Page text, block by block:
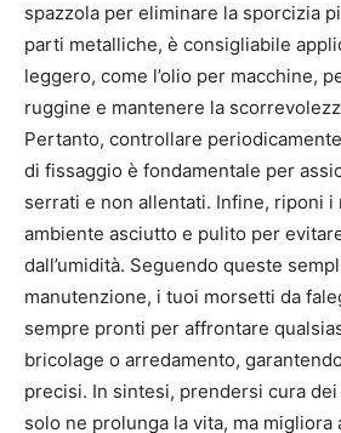
spazzola per eliminare la sporcizia
parti metalliche, è consigliabile
leggero, come l’olio per macchine,
ruggine e mantenere la
Pertanto, controllare
di fissaggio è fondamentale per
serrati e non allentati. Infine, riponi i
ambiente asciutto e pulito per
dall’umidità. Seguendo queste
manutenzione, i tuoi morsetti da
sempre pronti per affrontare
bricolage o arredamento,
precisi. In sintesi, prendersi cura
solo ne prolunga la vita, ma migliora